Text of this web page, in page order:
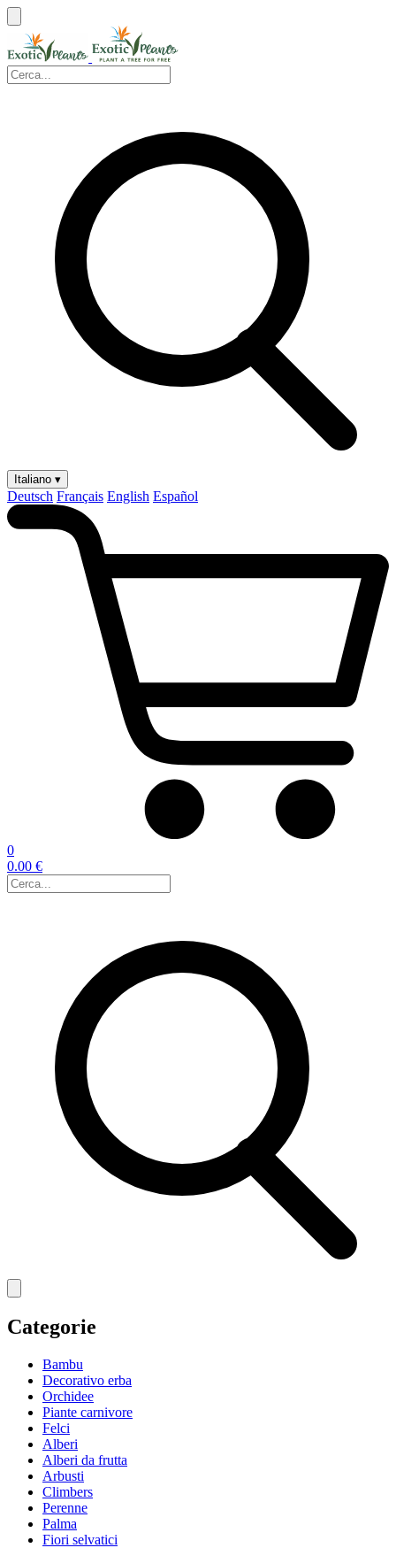
Italiano ▾
Deutsch Français English Español
0
0.00 €
Categorie
Bambu
Decorativo erba
Orchidee
Piante carnivore
Felci
Alberi
Alberi da frutta
Arbusti
Climbers
Perenne
Palma
Fiori selvatici